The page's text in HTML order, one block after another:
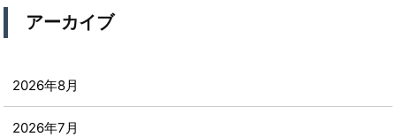
アーカイブ
2026年8月
2026年7月